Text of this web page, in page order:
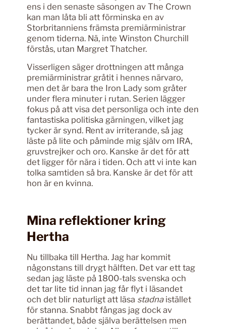
ens i den senaste säsongen av The Crown
kan man låta bli att förminska en av
Storbritanniens främsta premiärministrar
genom tiderna. Nä, inte Winston Churchill
förstås, utan Margret Thatcher.
Visserligen säger drottningen att många
premiärministrar gråtit i hennes närvaro,
men det är bara the Iron Lady som gråter
under flera minuter i rutan. Serien lägger
fokus på att visa det personliga och inte den
fantastiska politiska gärningen, vilket jag
tycker är synd. Rent av irriterande, så jag
läste på lite och påminde mig själv om IRA,
gruvstrejker och oro. Kanske är det för att
det ligger för nära i tiden. Och att vi inte kan
tolka samtiden så bra. Kanske är det för att
hon är en kvinna.
Mina reflektioner kring
Hertha
Nu tillbaka till Hertha. Jag har kommit
någonstans till drygt hälften. Det var ett tag
sedan jag läste på 1800-tals svenska och
det tar lite tid innan jag får flyt i läsandet
och det blir naturligt att läsa stadnaistället
för stanna. Snabbt fångas jag dock av
berättandet, både själva berättelsen men